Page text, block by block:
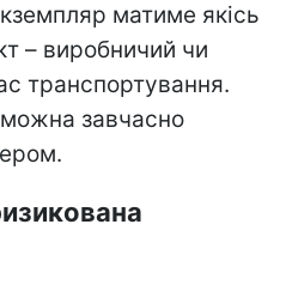
матиме якісь
– виробничий чи
транспортування.
завчасно